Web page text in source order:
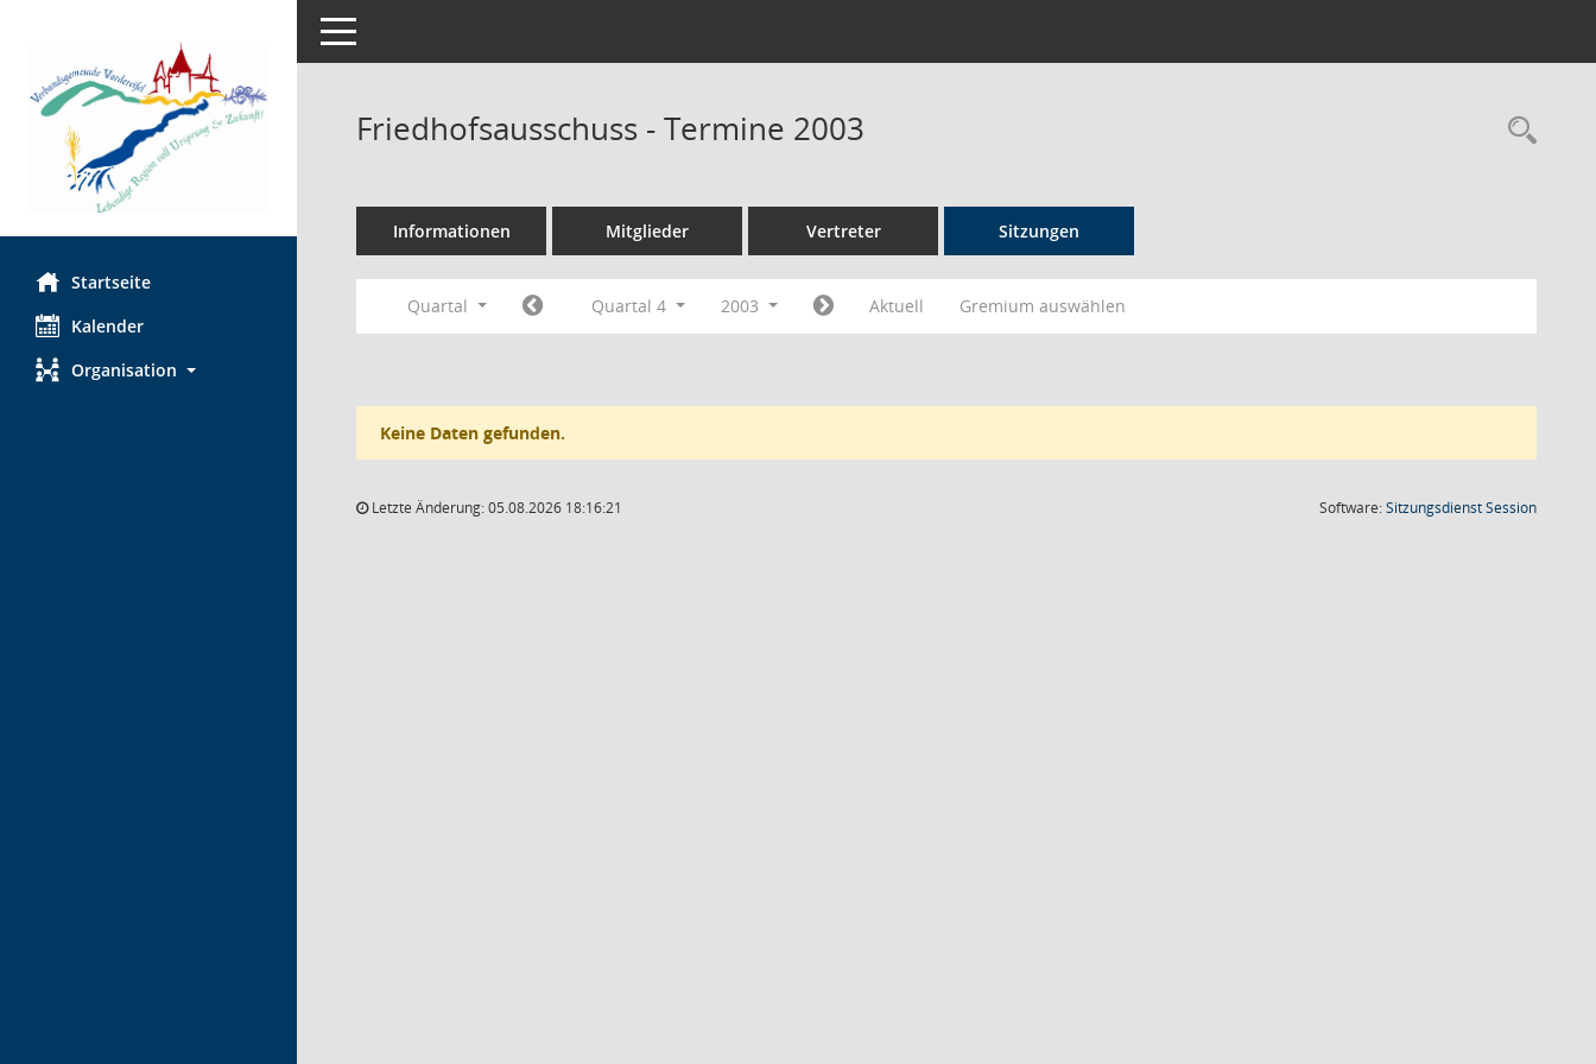
Startseite
Kalender
Organisation
Toggle navigation
Friedhofsausschuss - Termine 2003
Informationen Mitglieder Vertreter Sitzungen
Quartal Quartal 4 2003 Aktuell Gremium auswählen
Keine Daten gefunden.
Letzte Änderung: 05.08.2026 18:16:21 Software:SitzungsdienstSession(Wird in